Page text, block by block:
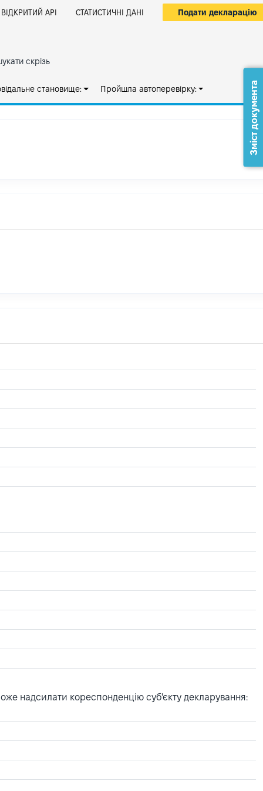
ВІДКРИТИЙ АРІ СТАТИСТИЧНІ ДАНІ Подати декларацію
скрізь
становище: Пройшла автоперевірку:
надсилати кореспонденцію суб'єкту декларування:
Зміст документа